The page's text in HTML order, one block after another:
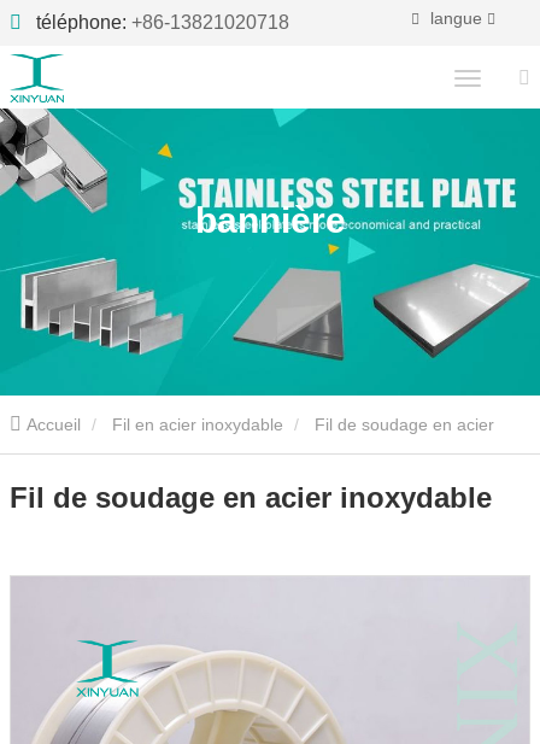
téléphone: +86-13821020718 langue
bannière
Accueil Fil en acier inoxydable
Fil de soudage en acier inoxydable